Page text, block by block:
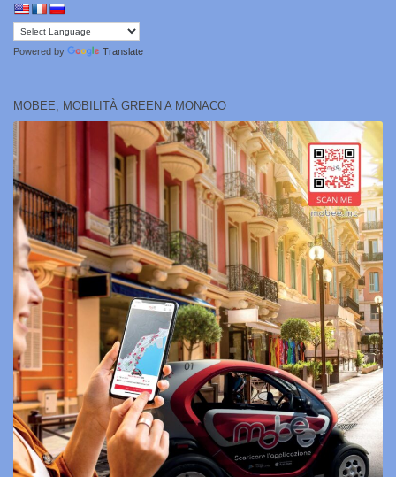
Powered by Translate
MOBEE, MOBILITÀ GREEN A MONACO